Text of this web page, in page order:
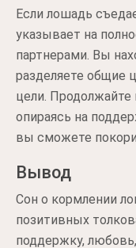
Если лошадь
указывает на
партнерами. Вы
разделяете общие
цели.
опираясь на
вы сможете
Вывод
Сон о кормлении
позитивных
поддержку,